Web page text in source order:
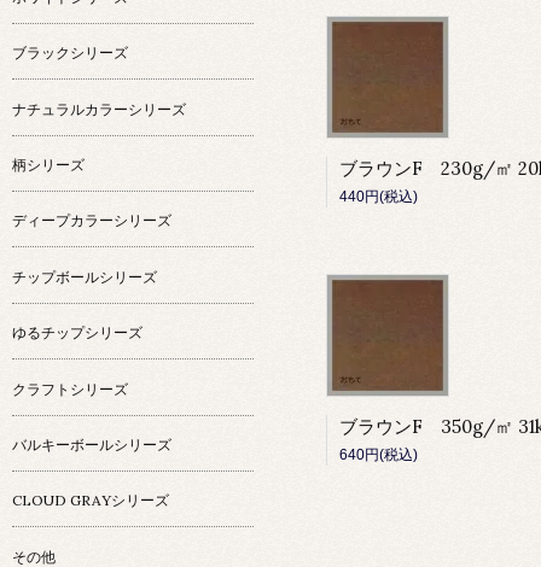
440円(税込)
640円(税込)
ブラックシリーズ
ナチュラルカラーシリーズ
柄シリーズ
ディープカラーシリーズ
チップボールシリーズ
ゆるチップシリーズ
クラフトシリーズ
バルキーボールシリーズ
CLOUD GRAYシリーズ
その他